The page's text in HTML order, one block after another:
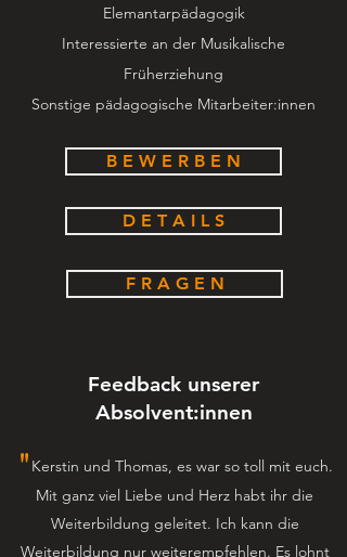
Elemantarpädagogik
Interessierte an der Musikalische
Früherziehung
Sonstige pädagogische Mitarbeiter:innen
B E W E R B E N
D E T A I L S
F R A G E N
Feedback unserer
Absolvent:innen
"Kerstin und Thomas, es war so toll mit euch.
Mit ganz viel Liebe und Herz habt ihr die
Weiterbildung geleitet. Ich kann die
Weiterbildung nur weiterempfehlen. Es lohnt